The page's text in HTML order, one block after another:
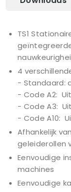
TS1
4
- Standaard:
- Code A2:
- Code A3:
- Code A10:
Afhankelijk
geleiderollen
Eenvoudige
machines
Eenvoudige